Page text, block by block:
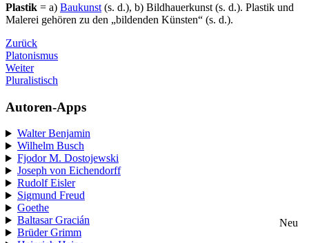
Plastik = a) Baukunst (s. d.), b) Bildhauerkunst (s. d.). Plastik und
Malerei gehören zu den „bildenden Künsten“ (s. d.).
Zurück
Platonismus
Weiter
Pluralistisch
Autoren-Apps
Walter Benjamin
Wilhelm Busch
Fjodor M. Dostojewski
Joseph von Eichendorff
Rudolf Eisler
Sigmund Freud
Goethe
Baltasar Gracián
Neu
Brüder Grimm